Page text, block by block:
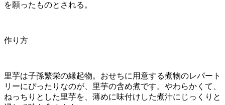
を願ったものとされる。
作り方
里芋は子孫繁栄の縁起物。おせちに用意する煮物のレパート
リーにぴったりなのが、里芋の含め煮です。やわらかくて、
ねっちりとした里芋を、薄めに味付けした煮汁にじっくりと